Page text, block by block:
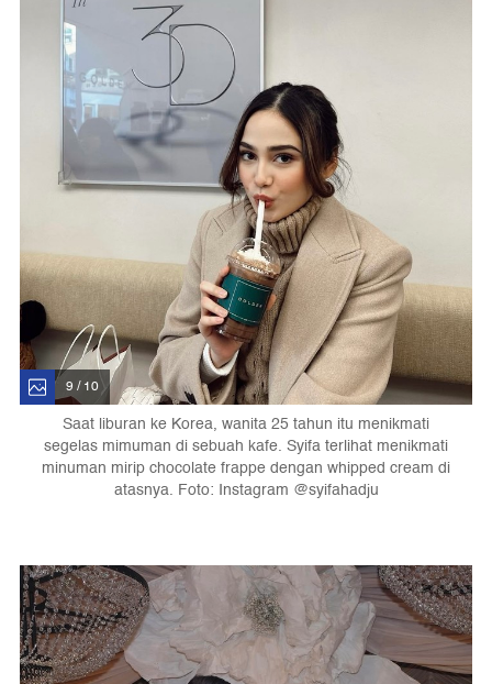
9 / 10
Saat liburan ke Korea, wanita 25 tahun itu menikmati
segelas mimuman di sebuah kafe. Syifa terlihat menikmati
minuman mirip chocolate frappe dengan whipped cream di
atasnya. Foto: Instagram @syifahadju